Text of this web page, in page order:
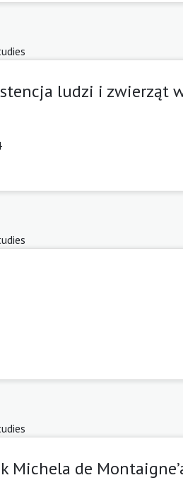
ludzi i
Michela de